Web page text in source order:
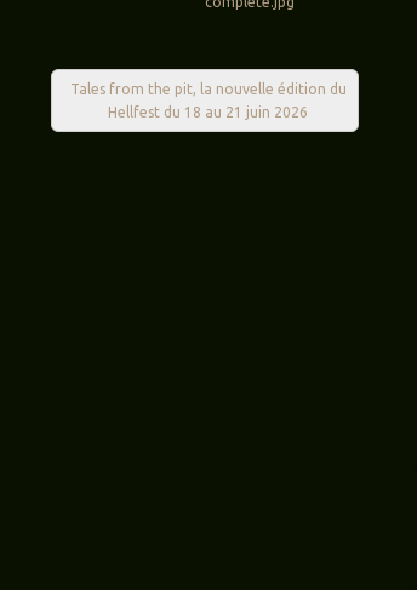
Tales from the pit, la nouvelle édition du
Hellfest du 18 au 21 juin 2026